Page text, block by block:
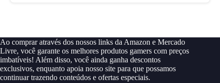
Ao comprar através dos nossos links da Amazon e Mercado
Livre, você garante os melhores produtos gamers com preços
imbatíveis! Além disso, você ainda ganha descontos
exclusivos, enquanto apoia nosso site para que possamos
continuar trazendo conteúdos e ofertas especiais.